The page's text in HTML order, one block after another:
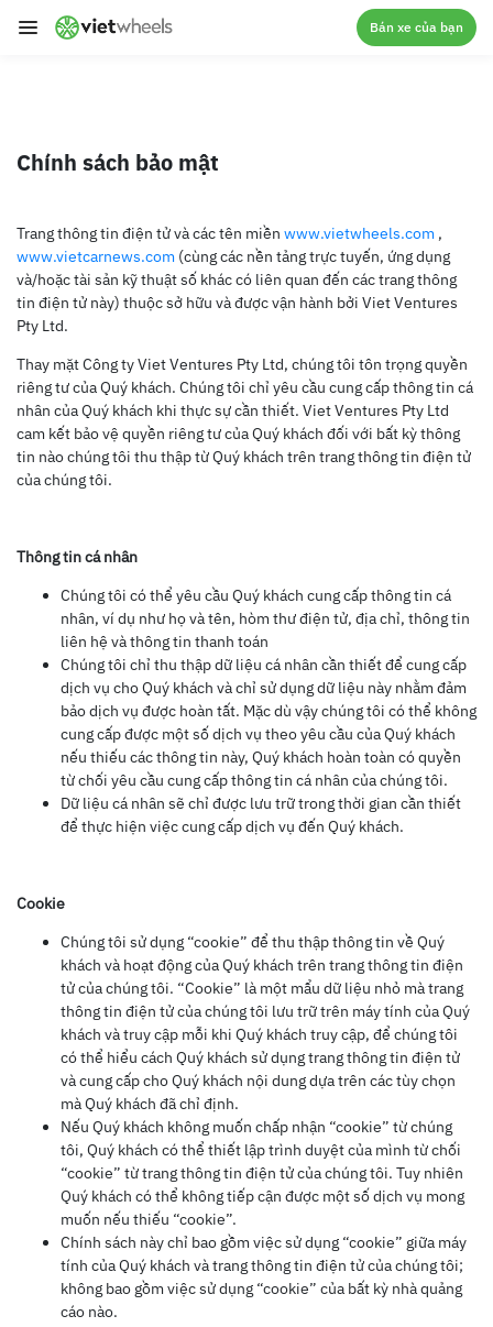
crossorigin
Bán xe của bạn
Chính sách bảo mật
Trang thông tin điện tử và các tên miền www.vietwheels.com ,
www.vietcarnews.com (cùng các nền tảng trực tuyến, ứng dụng
và/hoặc tài sản kỹ thuật số khác có liên quan đến các trang thông
tin điện tử này) thuộc sở hữu và được vận hành bởi Viet Ventures
Pty Ltd.
Thay mặt Công ty Viet Ventures Pty Ltd, chúng tôi tôn trọng quyền
riêng tư của Quý khách. Chúng tôi chỉ yêu cầu cung cấp thông tin cá
nhân của Quý khách khi thực sự cần thiết. Viet Ventures Pty Ltd
cam kết bảo vệ quyền riêng tư của Quý khách đối với bất kỳ thông
tin nào chúng tôi thu thập từ Quý khách trên trang thông tin điện tử
của chúng tôi.
Thông tin cá nhân
Chúng tôi có thể yêu cầu Quý khách cung cấp thông tin cá
nhân, ví dụ như họ và tên, hòm thư điện tử, địa chỉ, thông tin
liên hệ và thông tin thanh toán
Chúng tôi chỉ thu thập dữ liệu cá nhân cần thiết để cung cấp
dịch vụ cho Quý khách và chỉ sử dụng dữ liệu này nhằm đảm
bảo dịch vụ được hoàn tất. Mặc dù vậy chúng tôi có thể không
cung cấp được một số dịch vụ theo yêu cầu của Quý khách
nếu thiếu các thông tin này, Quý khách hoàn toàn có quyền
từ chối yêu cầu cung cấp thông tin cá nhân của chúng tôi.
Dữ liệu cá nhân sẽ chỉ được lưu trữ trong thời gian cần thiết
để thực hiện việc cung cấp dịch vụ đến Quý khách.
Cookie
Chúng tôi sử dụng “cookie” để thu thập thông tin về Quý
khách và hoạt động của Quý khách trên trang thông tin điện
tử của chúng tôi. “Cookie” là một mẩu dữ liệu nhỏ mà trang
thông tin điện tử của chúng tôi lưu trữ trên máy tính của Quý
khách và truy cập mỗi khi Quý khách truy cập, để chúng tôi
có thể hiểu cách Quý khách sử dụng trang thông tin điện tử
và cung cấp cho Quý khách nội dung dựa trên các tùy chọn
mà Quý khách đã chỉ định.
Nếu Quý khách không muốn chấp nhận “cookie” từ chúng
tôi, Quý khách có thể thiết lập trình duyệt của mình từ chối
“cookie” từ trang thông tin điện tử của chúng tôi. Tuy nhiên
Quý khách có thể không tiếp cận được một số dịch vụ mong
muốn nếu thiếu “cookie”.
Chính sách này chỉ bao gồm việc sử dụng “cookie” giữa máy
tính của Quý khách và trang thông tin điện tử của chúng tôi;
không bao gồm việc sử dụng “cookie” của bất kỳ nhà quảng
cáo nào.